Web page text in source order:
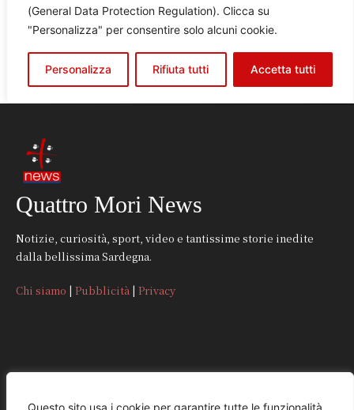
Questo sito usa i cookie per garantire tutte le funzionalità
Quattro Mori News
Notizie, curiosità, sport, video e tantissime storie inedite
dalla bellissima Sardegna.
Chi siamo | Pubblicità | Privacy
CONTATTI